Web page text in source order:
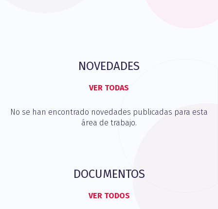
NOVEDADES
VER TODAS
No se han encontrado novedades publicadas para esta
área de trabajo.
DOCUMENTOS
VER TODOS